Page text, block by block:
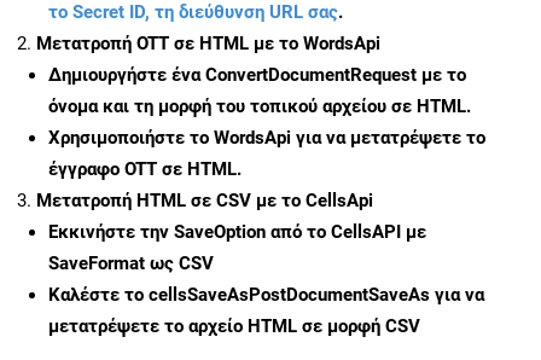
το Secret ID, τη διεύθυνση URL σας.
Μετατροπή OTT σε HTML με το WordsApi
Δημιουργήστε έναConvertDocumentRequest με το
όνομα και τη μορφή του τοπικού αρχείου σε HTML.
Χρησιμοποιήστε το WordsApi για να μετατρέψετε το
έγγραφο OTT σε HTML.
Μετατροπή HTML σε CSV με το CellsApi
Εκκινήστε την SaveOption από το CellsAPI με
SaveFormat ως CSV
Καλέστε το cellsSaveAsPostDocumentSaveAs για να
μετατρέψετε το αρχείο HTML σε μορφή CSV